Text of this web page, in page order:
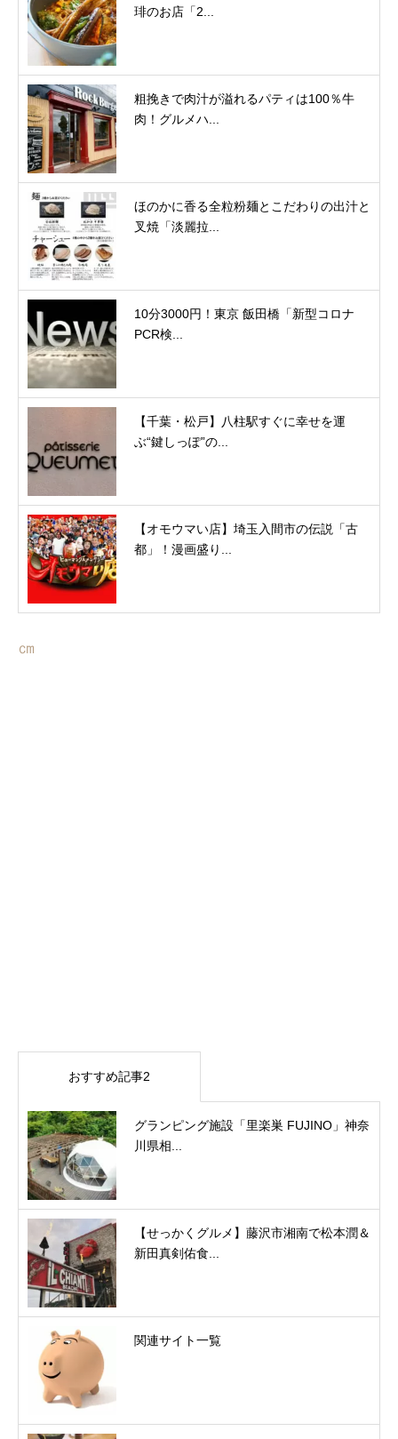
琲のお店「2...
粗挽きで肉汁が溢れるパティは100％牛
肉！グルメハ...
ほのかに香る全粒粉麺とこだわりの出汁と
叉焼「淡麗拉...
10分3000円！東京 飯田橋「新型コロナ
PCR検...
【千葉・松戸】八柱駅すぐに幸せを運
ぶ“鍵しっぽ”の...
【オモウマい店】埼玉入間市の伝説「古
都」！漫画盛り...
㎝
おすすめ記事2
グランピング施設「里楽巣 FUJINO」神奈
川県相...
【せっかくグルメ】藤沢市湘南で松本潤＆
新田真剣佑食...
関連サイト一覧